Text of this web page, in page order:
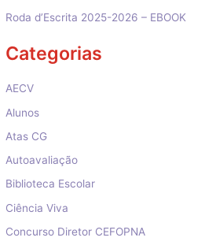
Roda d’Escrita 2025-2026 – EBOOK
Categorias
AECV
Alunos
Atas CG
Autoavaliação
Biblioteca Escolar
Ciência Viva
Concurso Diretor CEFOPNA